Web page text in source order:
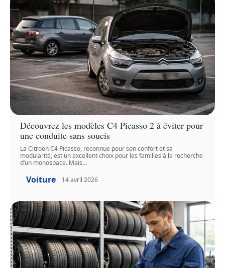
Découvrez les modèles C4 Picasso 2 à éviter pour
une conduite sans soucis
La Citroën C4 Picasso, reconnue pour son confort et sa
modularité, est un excellent choix pour les familles à la recherche
d’un monospace. Mais…
Voiture 14 avril 2026